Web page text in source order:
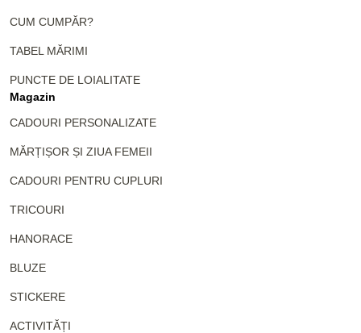
CUM CUMPĂR?
TABEL MĂRIMI
PUNCTE DE LOIALITATE
Magazin
CADOURI PERSONALIZATE
MĂRȚIȘOR ȘI ZIUA FEMEII
CADOURI PENTRU CUPLURI
TRICOURI
HANORACE
BLUZE
STICKERE
ACTIVITĂȚI